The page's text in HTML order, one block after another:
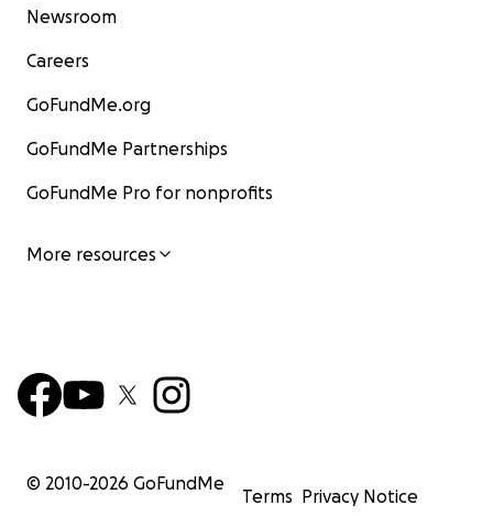
Newsroom
Careers
GoFundMe.org
GoFundMe Partnerships
GoFundMe Pro for nonprofits
More resources
© 2010-2026 GoFundMe
Terms Privacy Notice